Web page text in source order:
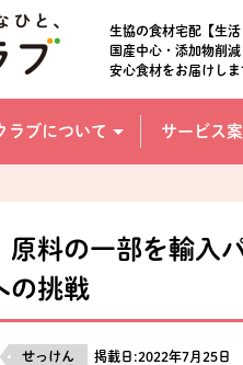
生協の食材宅配【生活
国産中心・添加物削
安心食材をお届けしま
ラブについて サービス
原料の一部を輸入
の挑戦
せっけん 掲載日:2022年7月25日